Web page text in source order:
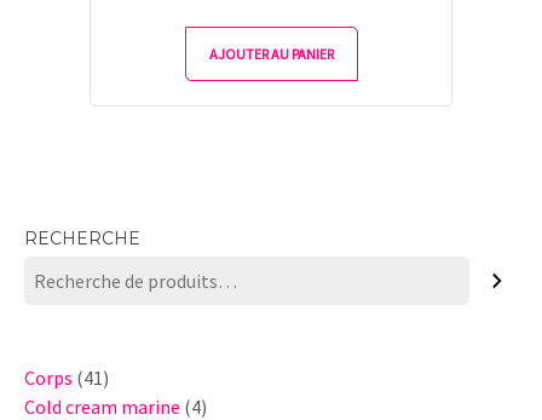
AJOUTER AU PANIER
RECHERCHE
Corps 4141
produits
Cold cream marine 44